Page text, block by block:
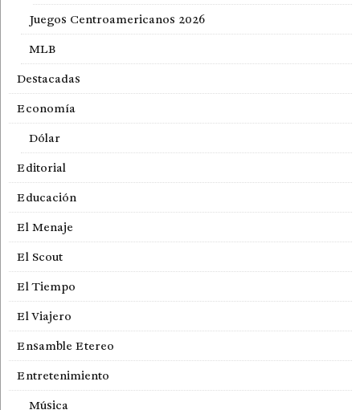
Juegos Centroamericanos 2026
MLB
Destacadas
Economía
Dólar
Editorial
Educación
El Menaje
El Scout
El Tiempo
El Viajero
Ensamble Etereo
Entretenimiento
Música